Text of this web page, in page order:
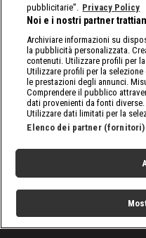
pubblicitarie”. Privacy Policy
Noi e i nostri partner
Archiviare informazioni su
la pubblicità personalizzata.
contenuti. Utilizzare profili per
Utilizzare profili per la
le prestazioni degli annunci.
Comprendere il pubblico
dati provenienti da fonti
Utilizzare dati limitati per la
Elenco dei partner (fornitori)